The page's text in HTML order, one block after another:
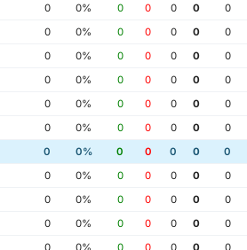
0 0% 0 0 0 0
0
0 0% 0 0 0 0
0
0 0% 0 0 0 0
0
0 0% 0 0 0 0
0
0 0% 0 0 0 0
0
0 0% 0 0 0 0
0
0 0% 0 0 0 0
0
0 0% 0 0 0 0
0
0 0% 0 0 0 0
0
0 0% 0 0 0 0
0